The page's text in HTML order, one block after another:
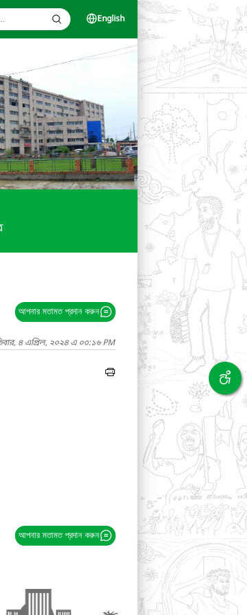
English
আপনার মতামত প্রদান করুন
৪ এপ্রিল, ২০২৪ এ ০৩:১৬ PM
আপনার মতামত প্রদান করুন